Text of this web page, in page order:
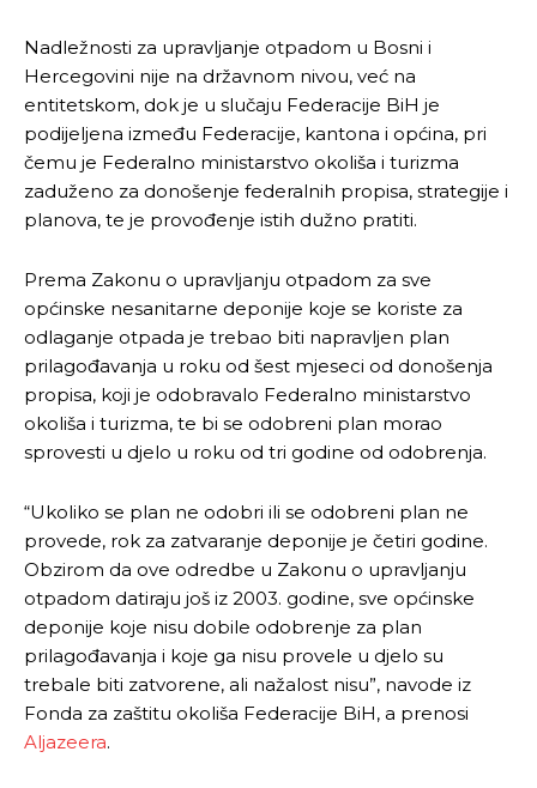
Pusti priču da živi!
Ovim putem želimo da vam se zahvalimo što ste
Pusti priču da živi!
Ovim putem želimo da vam se zahvalimo što ste
Nadležnosti za upravljanje otpadom u Bosni i
Hercegovini nije na državnom nivou, već na
entitetskom, dok je u slučaju Federacije BiH je
podijeljena između Federacije, kantona i općina, pri
čemu je Federalno ministarstvo okoliša i turizma
zaduženo za donošenje federalnih propisa, strategije i
planova, te je provođenje istih dužno pratiti.
Prema Zakonu o upravljanju otpadom za sve
općinske nesanitarne deponije koje se koriste za
odlaganje otpada je trebao biti napravljen plan
prilagođavanja u roku od šest mjeseci od donošenja
propisa, koji je odobravalo Federalno ministarstvo
okoliša i turizma, te bi se odobreni plan morao
sprovesti u djelo u roku od tri godine od odobrenja.
“Ukoliko se plan ne odobri ili se odobreni plan ne
provede, rok za zatvaranje deponije je četiri godine.
Obzirom da ove odredbe u Zakonu o upravljanju
otpadom datiraju još iz 2003. godine, sve općinske
deponije koje nisu dobile odobrenje za plan
prilagođavanja i koje ga nisu provele u djelo su
trebale biti zatvorene, ali nažalost nisu”, navode iz
Fonda za zaštitu okoliša Federacije BiH, a prenosi
Aljazeera.